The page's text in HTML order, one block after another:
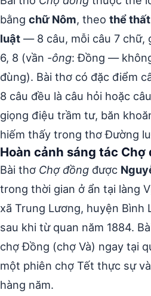
bằng chữ Nôm, theo thể
luật — 8 câu, mỗi câu 7 chữ,
6, 8 (vần -ông: Đồng —
đùng). Bài thơ có đặc điểm
8 câu đều là câu hỏi hoặc
giọng điệu trầm tư, băn
hiếm thấy trong thơ Đường
Hoàn cảnh sáng tác Chợ
Bài thơ Chợ đồng được
trong thời gian ở ẩn tại làng
xã Trung Lương, huyện
sau khi từ quan năm 1884.
chợ Đồng (chợ Và) ngay tại
một phiên chợ Tết thực sự
hàng năm.